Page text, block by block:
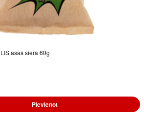
asās siera 60g
Pievienot